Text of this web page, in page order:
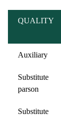
QUALITY
Auxiliary
Substitute
parson
Substitute